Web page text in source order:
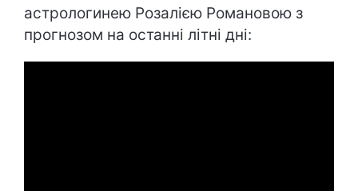
астрологинею Розалією Романовою з
прогнозом на останні літні дні: